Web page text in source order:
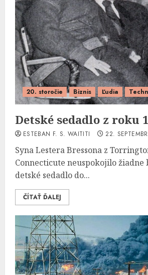
20. storočie Biznis Ľudia
Detské sedadlo z roku
ESTEBAN F. S. WAITITI 22.
Syna Lestera Bressona z
Connecticute neuspokojilo žiadne
detské sedadlo do...
ČÍTAŤ ĎALEJ